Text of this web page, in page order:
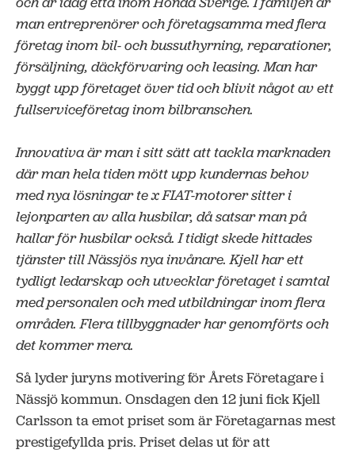
man entreprenörer och företagsamma med flera
företag inom bil- och bussuthyrning, reparationer,
försäljning, däckförvaring och leasing. Man har
byggt upp företaget över tid och blivit något av ett
fullserviceföretag inom bilbranschen.
Innovativa är man i sitt sätt att tackla marknaden
där man hela tiden mött upp kundernas behov
med nya lösningar te x FIAT-motorer sitter i
lejonparten av alla husbilar, då satsar man på
hallar för husbilar också. I tidigt skede hittades
tjänster till Nässjös nya invånare. Kjell har ett
tydligt ledarskap och utvecklar företaget i samtal
med personalen och med utbildningar inom flera
områden. Flera tillbyggnader har genomförts och
det kommer mera.
Så lyder juryns motivering för Årets Företagare i
Nässjö kommun. Onsdagen den 12 juni fick Kjell
Carlsson ta emot priset som är Företagarnas mest
prestigefyllda pris. Priset delas ut för att